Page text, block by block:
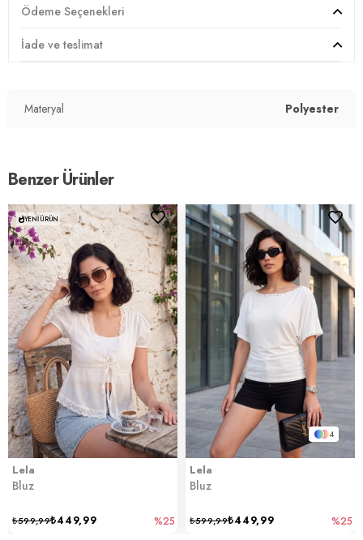
Kalıp Bilgisi :Slim Fit
Üretim Yeri :
Ödeme Seçenekleri
İade ve teslimat
Materyal Polyester
Benzer Ürünler
Lela
Bluz
₺449,99
₺599,99 %25
YENI ÜRÜN
4
Lela
Bluz
₺449,99
₺599,99 %25